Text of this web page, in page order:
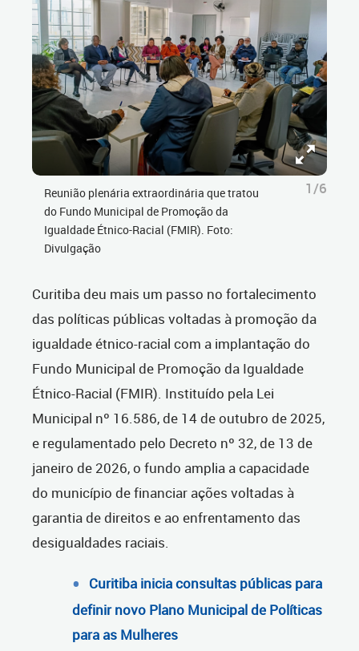
Reunião plenária extraordinária que tratou
do Fundo Municipal de Promoção da
Igualdade Étnico-Racial (FMIR). Foto:
Divulgação
1/6
Curitiba deu mais um passo no fortalecimento
das políticas públicas voltadas à promoção da
igualdade étnico-racial com a implantação do
Fundo Municipal de Promoção da Igualdade
Étnico-Racial (FMIR). Instituído pela Lei
Municipal nº 16.586, de 14 de outubro de 2025,
e regulamentado pelo Decreto nº 32, de 13 de
janeiro de 2026, o fundo amplia a capacidade
do município de financiar ações voltadas à
garantia de direitos e ao enfrentamento das
desigualdades raciais.
Curitiba inicia consultas públicas para
definir novo Plano Municipal de Políticas
para as Mulheres